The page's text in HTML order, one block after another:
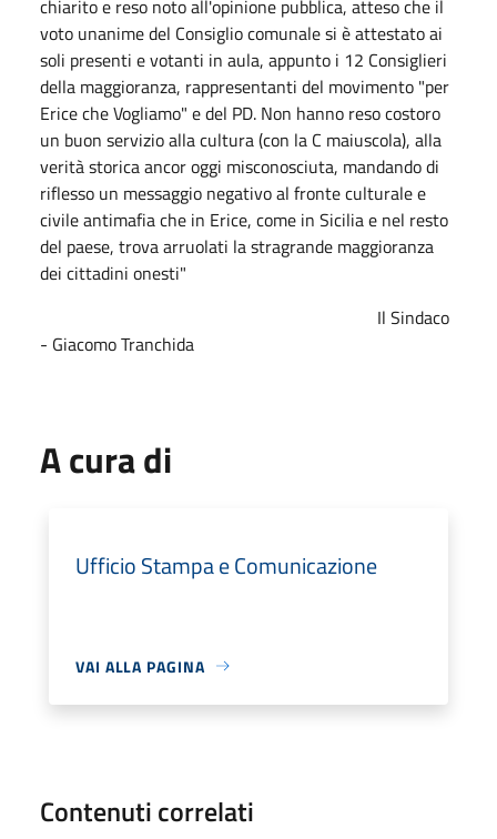
chiarito e reso noto all'opinione pubblica, atteso che il
voto unanime del Consiglio comunale si è attestato ai
soli presenti e votanti in aula, appunto i 12 Consiglieri
della maggioranza, rappresentanti del movimento "per
Erice che Vogliamo" e del PD. Non hanno reso costoro
un buon servizio alla cultura (con la C maiuscola), alla
verità storica ancor oggi misconosciuta, mandando di
riflesso un messaggio negativo al fronte culturale e
civile antimafia che in Erice, come in Sicilia e nel resto
del paese, trova arruolati la stragrande maggioranza
dei cittadini onesti"
Il Sindaco
- Giacomo Tranchida
A cura di
Ufficio Stampa e Comunicazione
VAI ALLA PAGINA
Contenuti correlati